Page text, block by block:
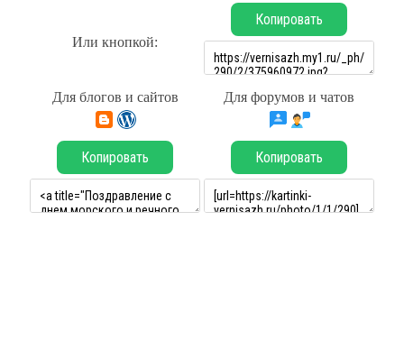
Или кнопкой:
Копировать
Для блогов и сайтов Для форумов и чатов
Копировать Копировать